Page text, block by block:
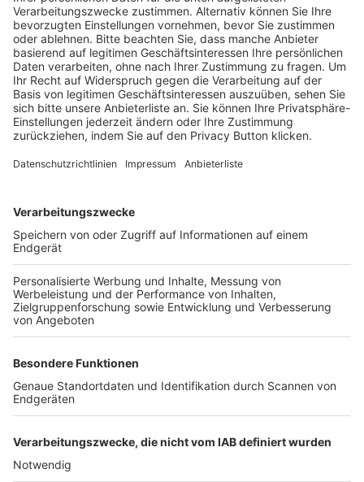
Schulungsangebot Vereinsmitarbeiter
BFV-Geschäftsstellen
Trainerbörse
Login SpielPlus
FOLGE DEM BFV
TOP-VEREINE
TOP-PARTNER